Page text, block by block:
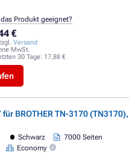
€
Versand
MwSt.
30 Tage: 17,88 €
Produkt geeignet?
für BROTHER TN-3170 (TN3170),
Schwarz
7000 Seiten
Economy